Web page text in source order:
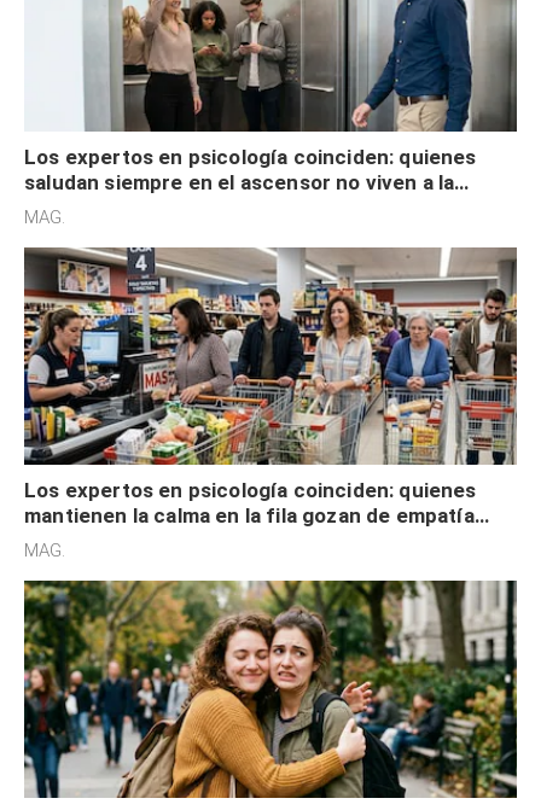
Los expertos en psicología coinciden: quienes
saludan siempre en el ascensor no viven a la
defensiva y tienen apertura social
MAG.
Los expertos en psicología coinciden: quienes
mantienen la calma en la fila gozan de empatía
cognitiva, gratitud y no solo tienen autocontrol
MAG.